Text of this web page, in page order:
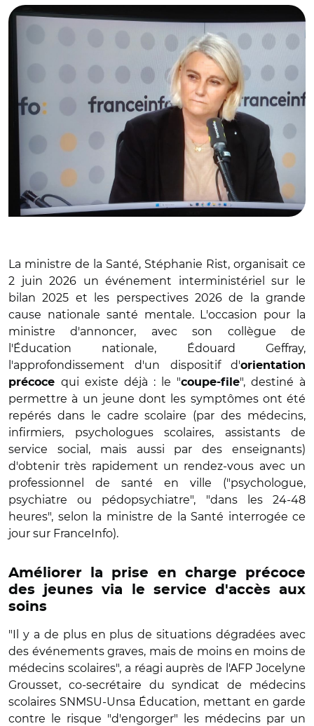
La ministre de la Santé, Stéphanie Rist, organisait ce
2 juin 2026 un événement interministériel sur le
bilan 2025 et les perspectives 2026 de la grande
cause nationale santé mentale. L'occasion pour la
ministre d'annoncer, avec son collègue de
l'Éducation nationale, Édouard Geffray,
l'approfondissement d'un dispositif d'orientation
précoce qui existe déjà : le "coupe-file", destiné à
permettre à un jeune dont les symptômes ont été
repérés dans le cadre scolaire (par des médecins,
infirmiers, psychologues scolaires, assistants de
service social, mais aussi par des enseignants)
d'obtenir très rapidement un rendez-vous avec un
professionnel de santé en ville ("psychologue,
psychiatre ou pédopsychiatre", "dans les 24-48
heures", selon la ministre de la Santé interrogée ce
jour sur FranceInfo).
Améliorer la prise en charge précoce
des jeunes via le service d'accès aux
soins
"Il y a de plus en plus de situations dégradées avec
des événements graves, mais de moins en moins de
médecins scolaires", a réagi auprès de l'AFP Jocelyne
Grousset, co-secrétaire du syndicat de médecins
scolaires SNMSU-Unsa Éducation, mettant en garde
contre le risque "d'engorger" les médecins par un